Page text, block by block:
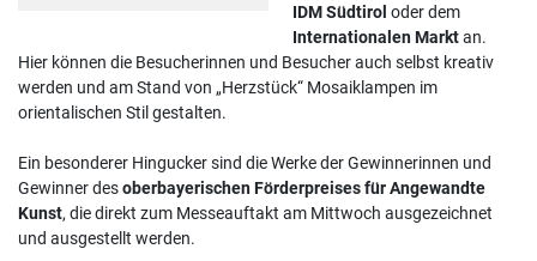
IDM Südtirol oder dem
Internationalen Marktan.
Hier können die Besucherinnen und Besucher auch selbst kreativ
werden und am Stand von „Herzstück“ Mosaiklampen im
orientalischen Stil gestalten.
Ein besonderer Hingucker sind die Werke der Gewinnerinnen und
Gewinner desoberbayerischen Förderpreises für Angewandte
Kunst, die direkt zum Messeauftakt am Mittwoch ausgezeichnet
und ausgestellt werden.